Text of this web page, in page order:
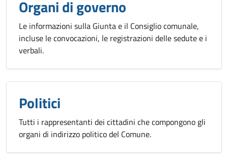
Organi di governo
Le informazioni sulla Giunta e il Consiglio comunale,
incluse le convocazioni, le registrazioni delle sedute e i
verbali.
Politici
Tutti i rappresentanti dei cittadini che compongono gli
organi di indirizzo politico del Comune.